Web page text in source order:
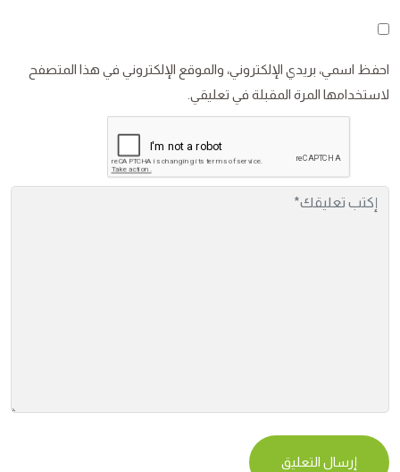
احفظ اسمي، بريدي الإلكتروني، والموقع الإلكتروني في هذا المتصفح
لاستخدامها المرة المقبلة في تعليقي.